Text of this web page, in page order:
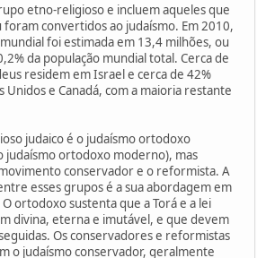
etno-religioso e incluem aqueles que
foram convertidos ao judaísmo. Em 2010,
foi estimada em 13,4 milhões, ou
da população mundial total. Cerca de
residem em Israel e cerca de 42%
Unidos e Canadá, com a maioria restante
judaico é o judaísmo ortodoxo
judaísmo ortodoxo moderno), mas
conservador e o reformista. A
esses grupos é a sua abordagem em
O ortodoxo sustenta que a Torá e a lei
divina, eterna e imutável, e que devem
Os conservadores e reformistas
o judaísmo conservador, geralmente